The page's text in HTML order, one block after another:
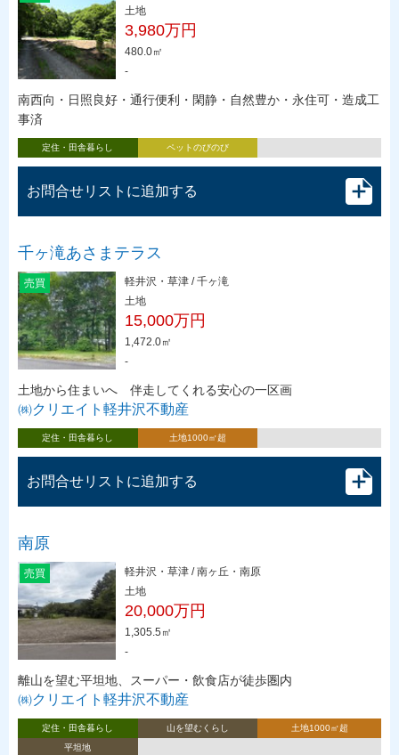
土地
3,980万円
480.0㎡
-
南西向・日照良好・通行便利・閑静・自然豊か・永住可・造成工
事済
定住・田舎暮らし ペットのびのび
お問合せリストに追加する
千ヶ滝あさまテラス
売買
軽井沢・草津 / 千ヶ滝
土地
15,000万円
1,472.0㎡
-
土地から住まいへ 伴走してくれる安心の一区画
㈱クリエイト軽井沢不動産
定住・田舎暮らし 土地1000㎡超
お問合せリストに追加する
南原
売買
軽井沢・草津 / 南ヶ丘・南原
土地
20,000万円
1,305.5㎡
-
離山を望む平坦地、スーパー・飲食店が徒歩圏内
㈱クリエイト軽井沢不動産
定住・田舎暮らし 山を望むくらし
土地1000㎡超
平坦地